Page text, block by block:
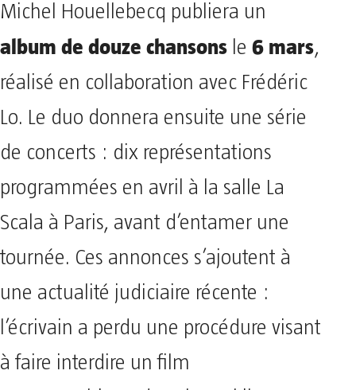
Michel Houellebecq publiera un
album de douze chansons le 6 mars,
réalisé en collaboration avec Frédéric
Lo. Le duo donnera ensuite une série
de concerts : dix représentations
programmées en avril à la salle La
Scala à Paris, avant d’entamer une
tournée. Ces annonces s’ajoutent à
une actualité judiciaire récente :
l’écrivain a perdu une procédure visant
à faire interdire un film